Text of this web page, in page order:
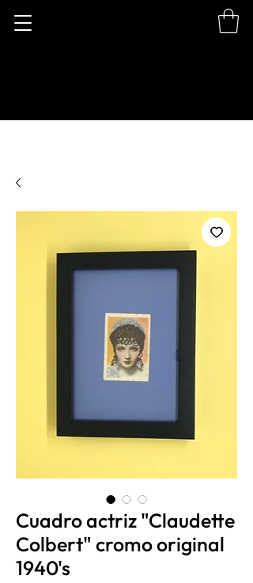
Cuadro actriz "Claudette
Colbert" cromo original
1940's